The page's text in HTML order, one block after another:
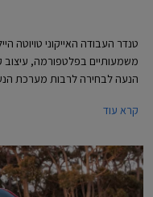
טנדר העבודה האייקוני טויוטה
משמעותיים בפלטפורמה, עיצוב
לטובת שיפור בתחומי נוחות
קרא עוד